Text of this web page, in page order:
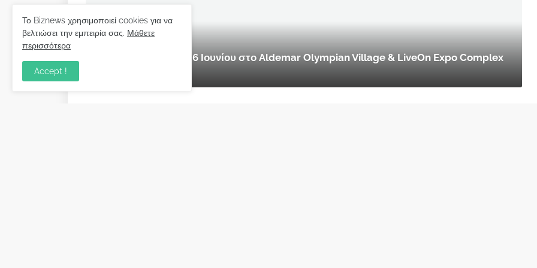
εκδήλωση
Ilia Forum 2026: 5 & 6 Ιουνίου στο Aldemar Olympian Village & LiveOn Expo Complex
Το Biznews χρησιμοποιεί cookies για να
βελτιώσει την εμπειρία σας. Μάθετε
περισσότερα
Accept !